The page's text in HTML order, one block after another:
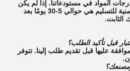
المواد في مستودعاتنا. إذا لم يكن
للمادة مخزون، فإن المهلة الزمنية للتسليم هي حوالي 5-30 يومًا بعد
الثابت.
قبل تأكيد الطلب؟
عليها قبل تقديم طلب إلينا. تتوفر